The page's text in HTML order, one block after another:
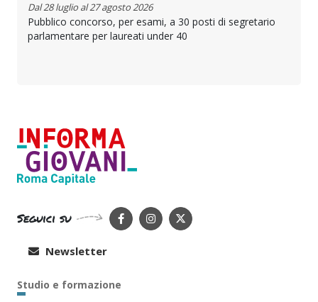
Dal 28 luglio al 27 agosto 2026
Pubblico concorso, per esami, a 30 posti di segretario
parlamentare per laureati under 40
Seguici su
Newsletter
Studio e formazione